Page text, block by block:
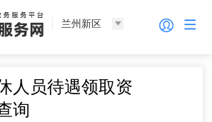
兰州新区
人员待遇领取资
询